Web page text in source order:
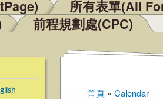
所有表單(All
前程規劃處(CPC)
首頁 » Calendar